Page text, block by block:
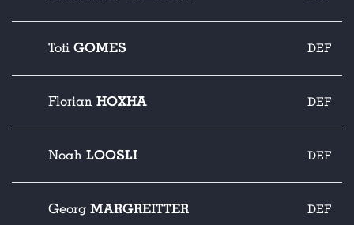
Toti GOMES DEF
Florian HOXHA DEF
Noah LOOSLI DEF
Georg MARGREITTER DEF